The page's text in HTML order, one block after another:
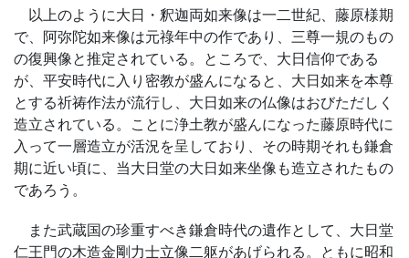
以上のように大日・釈迦両如来像は一二世紀、藤原様期
で、阿弥陀如来像は元祿年中の作であり、三尊一規のもの
の復興像と推定されている。ところで、大日信仰である
が、平安時代に入り密教が盛んになると、大日如来を本尊
とする祈祷作法が流行し、大日如来の仏像はおびただしく
造立されている。ことに浄土教が盛んになった藤原時代に
入って一層造立が活況を呈しており、その時期それも鎌倉
期に近い頃に、当大日堂の大日如来坐像も造立されたもの
であろう。
また武蔵国の珍重すべき鎌倉時代の遺作として、大日堂
仁王門の木造金剛力士立像二躯があげられる。ともに昭和